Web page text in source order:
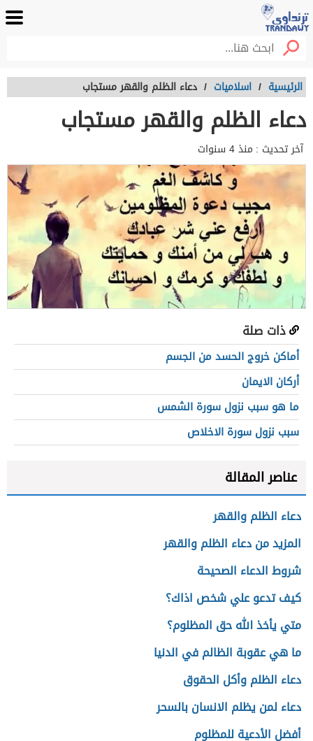
الرئيسية / اسلاميات / دعاء الظلم والقهر مستجاب
دعاء الظلم والقهر مستجاب
آخر تحديث : منذ 4 سنوات
ذات صلة
أماكن خروج الحسد من الجسم
أركان الايمان
ما هو سبب نزول سورة الشمس
سبب نزول سورة الاخلاص
عناصر المقالة
دعاء الظلم والقهر
المزيد من دعاء الظلم والقهر
شروط الدعاء الصحيحة
كيف تدعو علي شخص اذاك؟
متي يأخذ الله حق المظلوم؟
ما هي عقوبة الظالم في الدنيا
دعاء الظلم وأكل الحقوق
دعاء لمن يظلم الانسان بالسحر
أفضل الأدعية للمظلوم